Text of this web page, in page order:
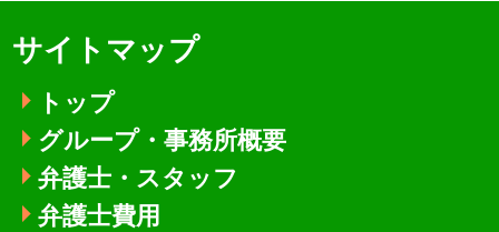
サイトマップ
トップ
グループ・事務所概要
弁護士・スタッフ
弁護士費用